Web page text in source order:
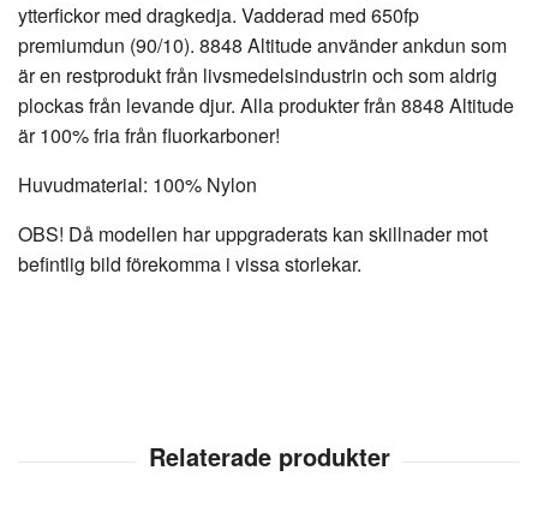
ytterfickor med dragkedja. Vadderad med 650fp
premiumdun (90/10). 8848 Altitude använder ankdun som
är en restprodukt från livsmedelsindustrin och som aldrig
plockas från levande djur. Alla produkter från 8848 Altitude
är 100% fria från fluorkarboner!
Huvudmaterial: 100% Nylon
OBS! Då modellen har uppgraderats kan skillnader mot
befintlig bild förekomma i vissa storlekar.